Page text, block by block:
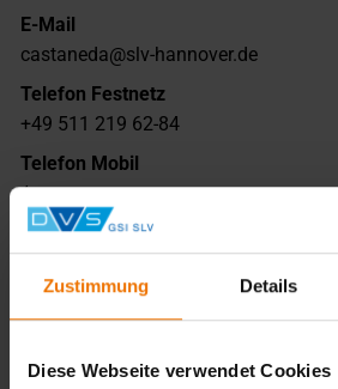
Zustimmung Details
Diese Webseite verwendet Cookies
E-Mail
castaneda@slv-hannover.de
Telefon Festnetz
+49 511 219 62-84
Telefon Mobil
/
de Buhr, Patrizia
Sachbearbeitung Aus- & Weiterbildung